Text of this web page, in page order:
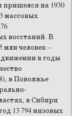
на 1930
массовых
восстаний. В
млн человек –
в годы
в Поволжье
в Сибири
13 794 низовых